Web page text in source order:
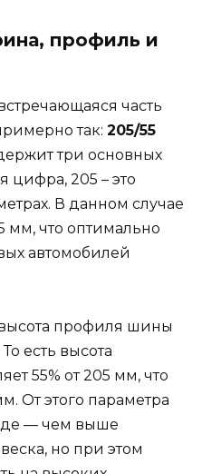
профиль и
часть
так: 205/55
три основных
цифра, 205 – это
В данном случае
что оптимально
автомобилей
профиля шины
есть высота
55% от 205 мм, что
От этого параметра
— чем выше
но при этом